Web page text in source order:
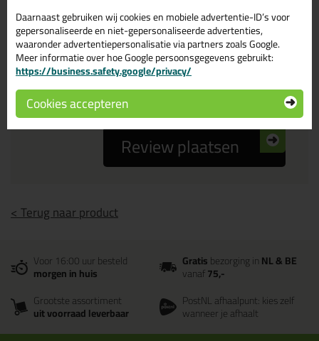
Beoordeling
Zou jij dit product aanbevelen bij anderen?
ja
nee
Review plaatsen
< Terug naar product
Voor 16:00 uur besteld
morgen in huis
Gratisbezorging inNL & BE
vanaf75,-
Grootste assortiment
uit voorraad leverbaar
PostNL afhaalpunt: kies zelf
wanneer je afhaalt
Daarnaast gebruiken wij cookies en mobiele advertentie-ID’s voor
gepersonaliseerde en niet-gepersonaliseerde advertenties,
waaronder advertentiepersonalisatie via partners zoals Google.
Meer informatie over hoe Google persoonsgegevens gebruikt:
https://business.safety.google/privacy/
Cookies accepteren